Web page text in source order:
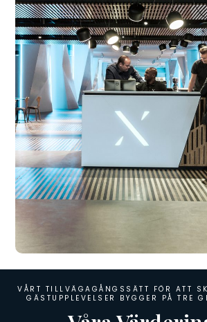
VÅRT TILLVÄGAGÅNGSSÄTT FÖR ATT
GÄSTUPPLEVELSER BYGGER PÅ TRE